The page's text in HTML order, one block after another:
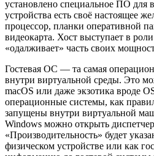
установлено специальное ПО для
устройства есть своё настоящее
процессор, планки оперативной
видеокарта. Хост выступает в
«одалживает» часть своих
Гостевая ОС — та самая
внутри виртуальной среды. Это
macOS или даже экзотика вроде
операционные системы, как
запущены внутри виртуальной
Windows можно открыть
«Производительность» будет
физическом устройстве или как